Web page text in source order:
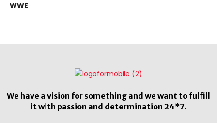
WWE
We have a vision for something and we want to fulfill
it with passion and determination 24*7.